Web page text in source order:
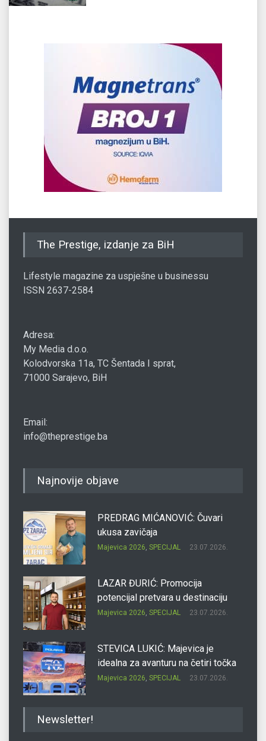
The Prestige, izdanje za BiH
Lifestyle magazine za uspješne u businessu
ISSN 2637-2584
Adresa:
My Media d.o.o.
Kolodvorska 11a, TC Šentada I sprat,
71000 Sarajevo, BiH
Email:
info@theprestige.ba
Najnovije objave
PREDRAG MIĆANOVIĆ: Čuvari
ukusa zavičaja
Majevica 2026, SPECIJAL 23.07.2026.
LAZAR ĐURIĆ: Promocija
potencijal pretvara u destinaciju
Majevica 2026, SPECIJAL 23.07.2026.
STEVICA LUKIĆ: Majevica je
idealna za avanturu na četiri točka
Majevica 2026, SPECIJAL 23.07.2026.
Newsletter!